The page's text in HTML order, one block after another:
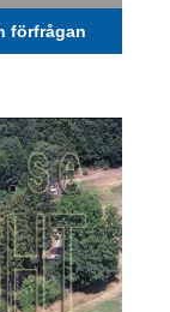
förfrågan